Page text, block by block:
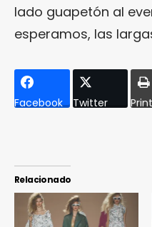
lado guapetón al
esperamos, las
Facebook Twitter Print
Relacionado